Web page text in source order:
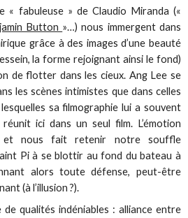
« fabuleuse » de Claudio Miranda («
Button »…) nous immergent dans
grâce à des images d’une beauté
la forme rejoignant ainsi le fond)
de flotter dans les cieux. Ang Lee se
les scènes intimistes que dans celles
sa filmographie lui a souvent
ici dans un seul film. L’émotion
et nous fait retenir notre souffle
Pi à se blottir au fond du bateau à
alors toute défense, peut-être
(à l’illusion ?).
de qualités indéniables : alliance entre